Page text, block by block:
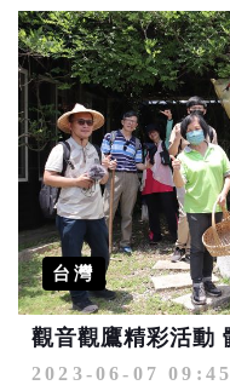
台灣
2023-06-07 09:45